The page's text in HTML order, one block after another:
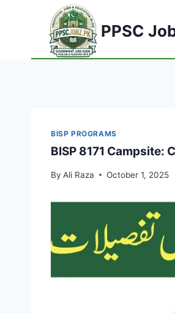
PPSC
BISP PROGRAMS
BISP 8171 Campsite:
By Ali Raza October 1, 2025